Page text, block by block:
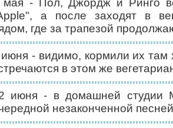
а после заходят в
где за трапезой
- видимо, кормили их там
в этом же
июня - в домашней студии
незаконченной